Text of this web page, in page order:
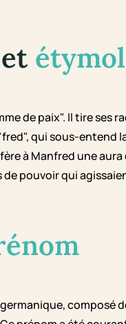
de paix". Il tire ses
qui sous-
à Manfred une
pouvoir qui
composé